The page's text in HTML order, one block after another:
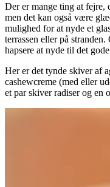
Der er mange ting at
men det kan også være
mulighed for at nyde et
terrassen eller på
hapsere at nyde til det
Her er det tynde skiver af
cashewcreme (med eller
et par skiver radiser og en